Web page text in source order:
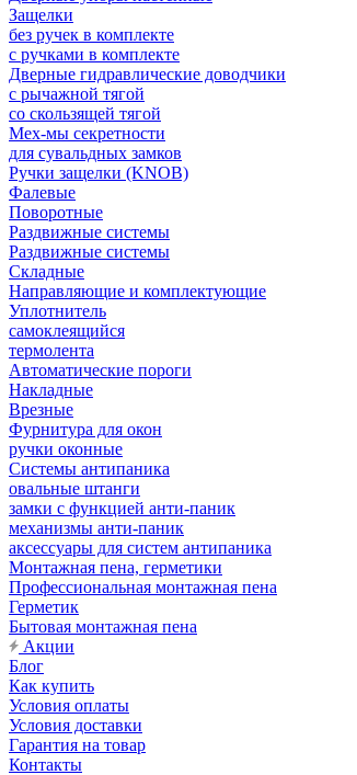
Защелки
без ручек в комплекте
с ручками в комплекте
Дверные гидравлические доводчики
с рычажной тягой
со скользящей тягой
Мех-мы секретности
для сувальдных замков
Ручки защелки (KNOB)
Фалевые
Поворотные
Раздвижные системы
Раздвижные системы
Складные
Направляющие и комплектующие
Уплотнитель
самоклеящийся
термолента
Автоматические пороги
Накладные
Врезные
Фурнитура для окон
ручки оконные
Системы антипаника
овальные штанги
замки с функцией анти-паник
механизмы анти-паник
аксессуары для систем антипаника
Монтажная пена, герметики
Профессиональная монтажная пена
Герметик
Бытовая монтажная пена
Акции
Блог
Как купить
Условия оплаты
Условия доставки
Гарантия на товар
Контакты